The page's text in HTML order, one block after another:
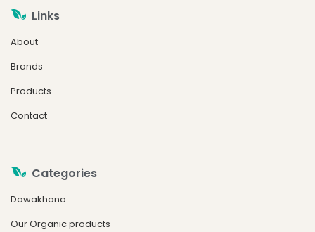
Links
About
Brands
Products
Contact
Categories
Dawakhana
Our Organic products